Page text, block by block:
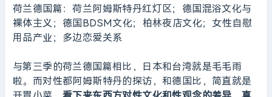
荷兰德国篇：荷兰阿姆斯特丹红灯区；德国混浴文化与
裸体主义；德国BDSM文化；柏林夜店文化；女性自慰
用品产业；多边恋爱关系
与第三季的荷兰德国篇相比，日本和台湾就是毛毛雨
啦。而对性都阿姆斯特丹的探访，和德国比，简直就是